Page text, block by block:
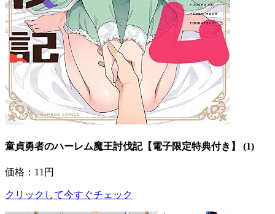
童貞勇者のハーレム魔王討伐記【電子限定特典付き】 (1)
価格：11円
クリックして今すぐチェック